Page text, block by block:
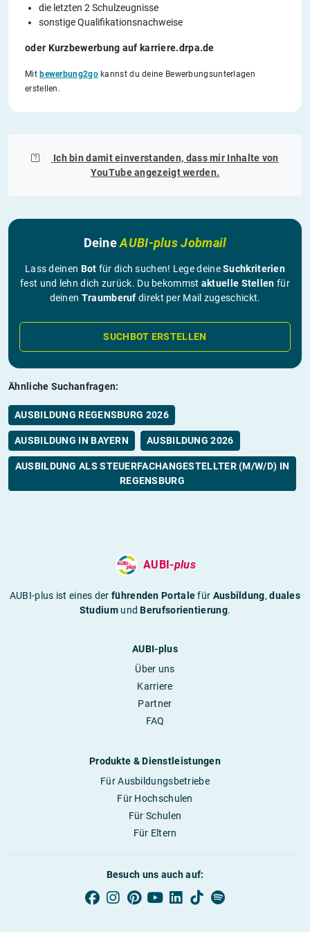
die letzten 2 Schulzeugnisse
sonstige Qualifikationsnachweise
oder Kurzbewerbung auf karriere.drpa.de
Mit bewerbung2gokannst du deine Bewerbungsunterlagen
erstellen.
Ich bin damit einverstanden, dass mir Inhalte von
YouTubeangezeigt werden.
DeineAUBI-plus Jobmail
Lass deinen Bot für dich suchen! Lege deineSuchkriterien
fest und lehn dich zurück. Du bekommst aktuelle Stellen für
deinen Traumberuf direkt per Mail zugeschickt.
SUCHBOT ERSTELLEN
Ähnliche Suchanfragen:
AUSBILDUNG REGENSBURG 2026
AUSBILDUNG IN BAYERN AUSBILDUNG 2026
AUSBILDUNG ALS STEUERFACHANGESTELLTER (M/W/D) IN
REGENSBURG
AUBI-plus
AUBI-plus ist eines derführenden Portalefür Ausbildung,duales
StudiumundBerufsorientierung.
AUBI-plus
Über uns
Karriere
Partner
FAQ
Produkte & Dienstleistungen
Für Ausbildungsbetriebe
Für Hochschulen
Für Schulen
Für Eltern
Besuch uns auch auf: